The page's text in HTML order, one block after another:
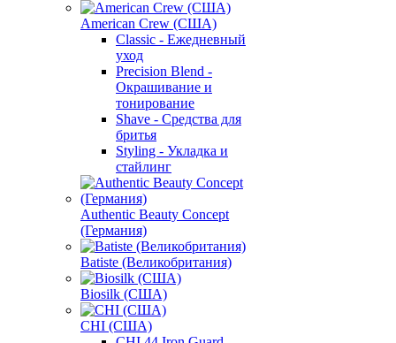
American Crew (США)
Classic - Ежедневный
уход
Precision Blend -
Окрашивание и
тонирование
Shave - Средства для
бритья
Styling - Укладка и
стайлинг
Authentic Beauty Concept
(Германия)
Batiste (Великобритания)
Biosilk (США)
CHI (США)